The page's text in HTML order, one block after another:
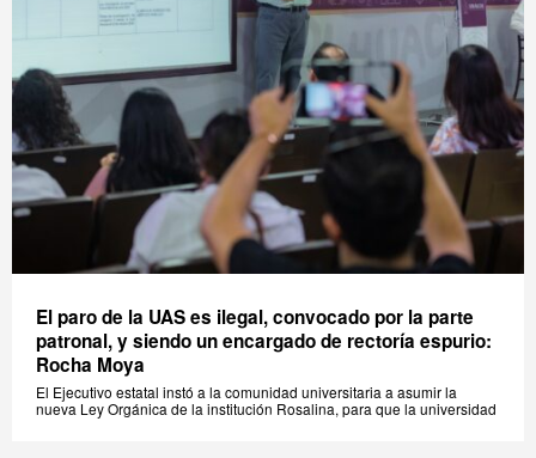
El paro de la UAS es ilegal, convocado por la parte
patronal, y siendo un encargado de rectoría espurio:
Rocha Moya
El Ejecutivo estatal instó a la comunidad universitaria a asumir la
nueva Ley Orgánica de la institución Rosalina, para que la universidad